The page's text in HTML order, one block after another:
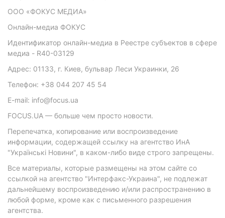
ООО «ФОКУС МЕДИА»
Онлайн-медиа ФОКУС
Идентификатор онлайн-медиа в Реестре субъектов в сфере
медиа - R40-03129
Адрес: 01133, г. Киев, бульвар Леси Украинки, 26
Телефон: +38 044 207 45 54
E-mail: info@focus.ua
FOCUS.UA — больше чем просто новости.
Перепечатка, копирование или воспроизведение
информации, содержащей ссылку на агентство ИнА
"Українські Новини", в каком-либо виде строго запрещены.
Все материалы, которые размещены на этом сайте со
ссылкой на агентство "Интерфакс-Украина", не подлежат
дальнейшему воспроизведению и/или распространению в
любой форме, кроме как с письменного разрешения
агентства.